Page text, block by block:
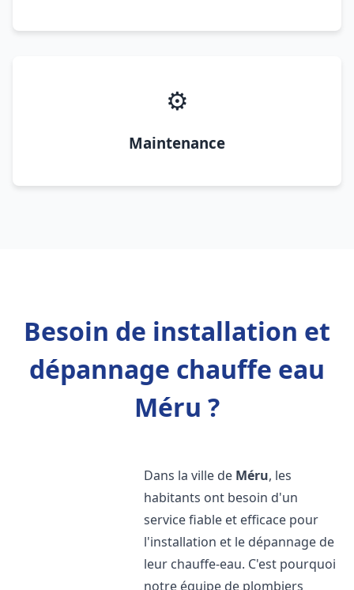
⚙️
Maintenance
Besoin de installation et
dépannage chauffe eau
Méru ?
Dans la ville de Méru, les
habitants ont besoin d'un
service fiable et efficace pour
l'installation et le dépannage de
leur chauffe-eau. C'est pourquoi
notre équipe de plombiers